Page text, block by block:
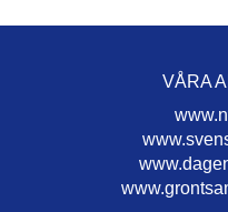
VÅRA